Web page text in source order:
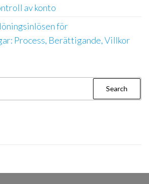
av konto
för
Process, Berättigande, Villkor